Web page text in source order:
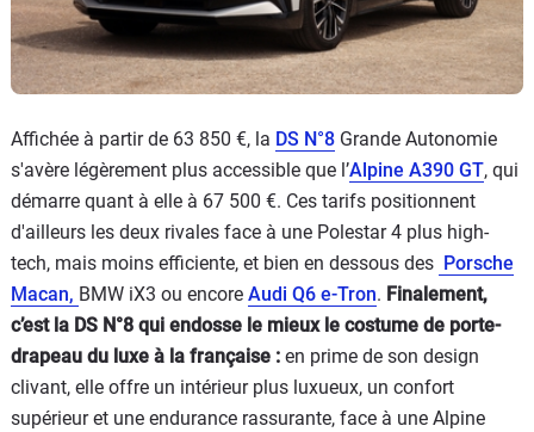
Affichée à partir de 63 850 €, la DS N°8 Grande Autonomie
s'avère légèrement plus accessible que l’Alpine A390 GT, qui
démarre quant à elle à 67 500 €. Ces tarifs positionnent
d'ailleurs les deux rivales face à une Polestar 4 plus high-
tech, mais moins efficiente, et bien en dessous des Porsche
Macan, BMW iX3 ou encore Audi Q6 e-Tron. Finalement,
c’est la DS N°8 qui endosse le mieux le costume de porte-
drapeau du luxe à la française : en prime de son design
clivant, elle offre un intérieur plus luxueux, un confort
supérieur et une endurance rassurante, face à une Alpine